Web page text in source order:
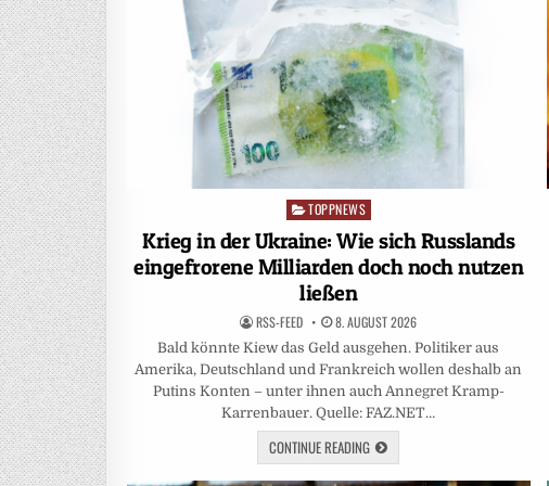
Posted
TOPPNEWS
Krieg in der Ukraine: Wie sich Russlands
eingefrorene Milliarden doch noch nutzen
ließen
RSS-FEED 8. AUGUST 2026
Bald könnte Kiew das Geld ausgehen. Politiker aus
Amerika, Deutschland und Frankreich wollen deshalb an
Putins Konten – unter ihnen auch Annegret Kramp-
Karrenbauer. Quelle: FAZ.NET…
CONTINUE READING